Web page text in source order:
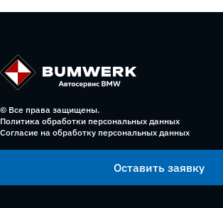
© Все права защищены.
Политика обработки персональных данных
Согласие на обработку персональных данных
Оставить заявку